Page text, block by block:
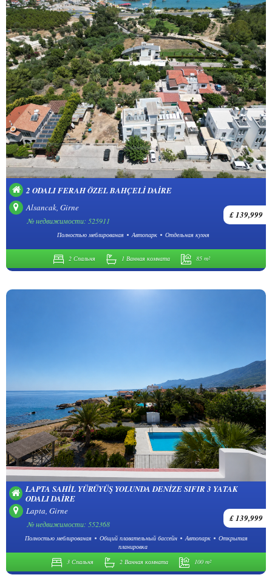
2 ODALI FERAH ÖZEL BAHÇELI DAIRE
Alsancak, Girne
£ 139,999
№ недвижимости: 525911
Полностью меблированая Автопарк Отдельная кухня
2 Спальня 1 Ванная комната 85 m²
LAPTA SAHIL YÜRÜYÜŞ YOLUNDA DENIZE SIFIR 3 YATAK
ODALI DAIRE
Lapta, Girne
£ 139,999
№ недвижимости: 552368
Полностью меблированая Общий плавательный бассейн Автопарк
Открытая
планировка
3 Спальня
2 Ванная комната 100 m²